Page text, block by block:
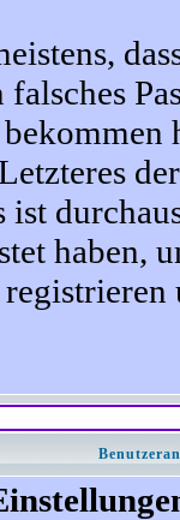
ist
haben,